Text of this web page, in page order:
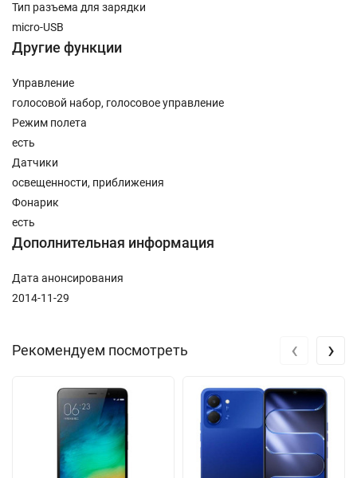
Тип разъема для зарядки
micro-USB
Другие функции
Управление
голосовой набор, голосовое управление
Режим полета
есть
Датчики
освещенности, приближения
Фонарик
есть
Дополнительная информация
Дата анонсирования
2014-11-29
Рекомендуем посмотреть ‹ ›